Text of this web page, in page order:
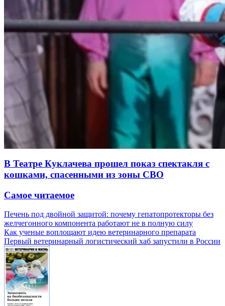
В Театре Куклачева прошел показ спектакля с
кошками, спасенными из зоны СВО
Самое читаемое
Печень под двойной защитой: почему гепатопротекторы без
желчегонного компонента работают не в полную силу
Как ученые воплощают идею ветеринарного препарата
Первый ветеринарный логистический хаб запустили в России